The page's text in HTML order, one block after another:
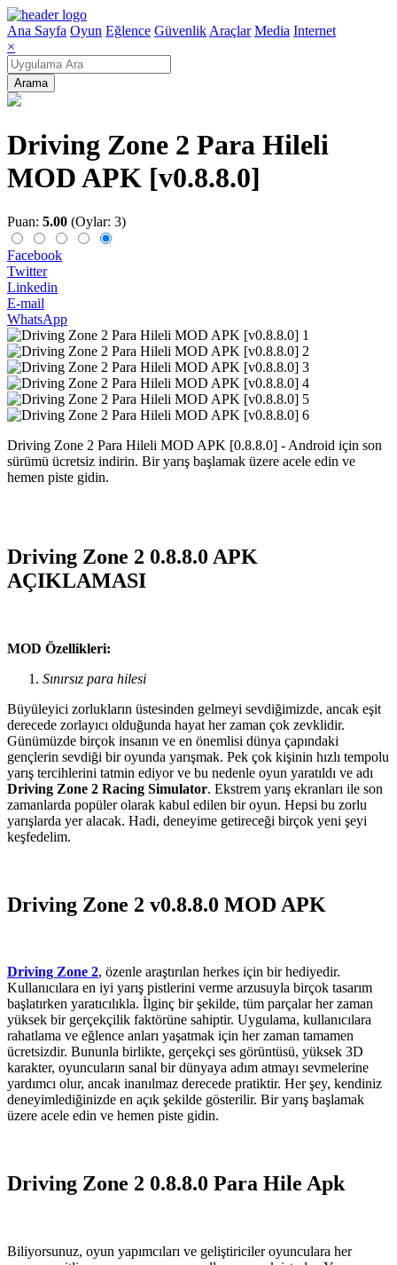
Ana Sayfa Oyun Eğlence Güvenlik Araçlar Media Internet
×
Arama
Driving Zone 2 Para Hileli
MOD APK [v0.8.8.0]
Puan: 5.00 (Oylar: 3)
Facebook
Twitter
Linkedin
E-mail
WhatsApp
Driving Zone 2 Para Hileli MOD APK [0.8.8.0] - Android için son
sürümü ücretsiz indirin. Bir yarış başlamak üzere acele edin ve
hemen piste gidin.
Driving Zone 2 0.8.8.0 APK
AÇIKLAMASI
MOD Özellikleri:
Sınırsız para hilesi
Büyüleyici zorlukların üstesinden gelmeyi sevdiğimizde, ancak eşit
derecede zorlayıcı olduğunda hayat her zaman çok zevklidir.
Günümüzde birçok insanın ve en önemlisi dünya çapındaki
gençlerin sevdiği bir oyunda yarışmak. Pek çok kişinin hızlı tempolu
yarış tercihlerini tatmin ediyor ve bu nedenle oyun yaratıldı ve adı
Driving Zone 2 Racing Simulator. Ekstrem yarış ekranları ile son
zamanlarda popüler olarak kabul edilen bir oyun. Hepsi bu zorlu
yarışlarda yer alacak. Hadi, deneyime getireceği birçok yeni şeyi
keşfedelim.
Driving Zone 2 v0.8.8.0 MOD APK
Driving Zone 2, özenle araştırılan herkes için bir hediyedir.
Kullanıcılara en iyi yarış pistlerini verme arzusuyla birçok tasarım
başlatırken yaratıcılıkla. İlginç bir şekilde, tüm parçalar her zaman
yüksek bir gerçekçilik faktörüne sahiptir. Uygulama, kullanıcılara
rahatlama ve eğlence anları yaşatmak için her zaman tamamen
ücretsizdir. Bununla birlikte, gerçekçi ses görüntüsü, yüksek 3D
karakter, oyuncuların sanal bir dünyaya adım atmayı sevmelerine
yardımcı olur, ancak inanılmaz derecede pratiktir. Her şey, kendiniz
deneyimlediğinizde en açık şekilde gösterilir. Bir yarış başlamak
üzere acele edin ve hemen piste gidin.
Driving Zone 2 0.8.8.0 Para Hile Apk
Biliyorsunuz, oyun yapımcıları ve geliştiriciler oyunculara her